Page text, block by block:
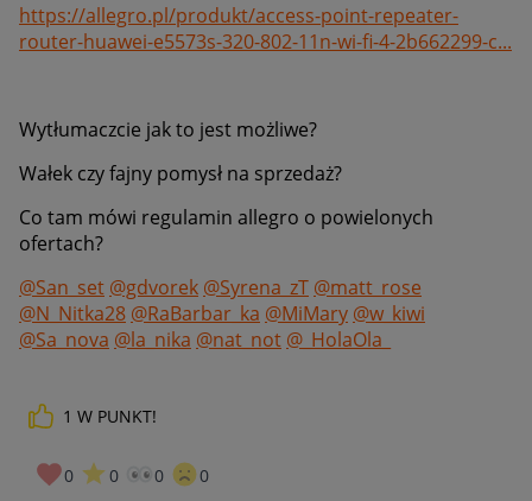
https://allegro.pl/produkt/access-point-repeater-
router-huawei-e5573s-320-802-11n-wi-fi-4-2b662299-c...
Wytłumaczcie jak to jest możliwe?
Wałek czy fajny pomysł na sprzedaż?
Co tam mówi regulamin allegro o powielonych
ofertach?
@San_set @gdvorek @Syrena_zT @matt_rose
@N_Nitka28 @RaBarbar_ka @MiMary @w_kiwi
@Sa_nova @la_nika @nat_not @_HolaOla_
1 W PUNKT!
0 0 0 0